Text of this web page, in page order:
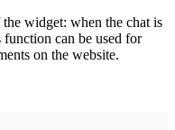
widget: when the chat is
function can be used for
on the website.